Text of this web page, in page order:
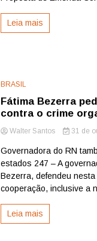
Leia mais
BRASIL
Fátima Bezerra
contra o crime
Walter Santos 31 de
Governadora do RN
estados 247 – A
Bezerra, defendeu
cooperação, inclusive a
Leia mais